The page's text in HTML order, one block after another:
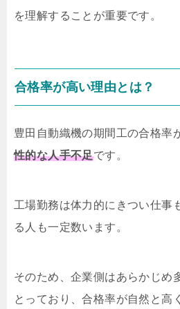
を理解することが重要です。
合格率が高い理由とは？
豊田自動織機の期間工の合格率
性的な人手不足です。
工場勤務は体力的にきつい仕事
る人も一定数います。
そのため、企業側はあらかじめ
とっており、合格率が自然と高